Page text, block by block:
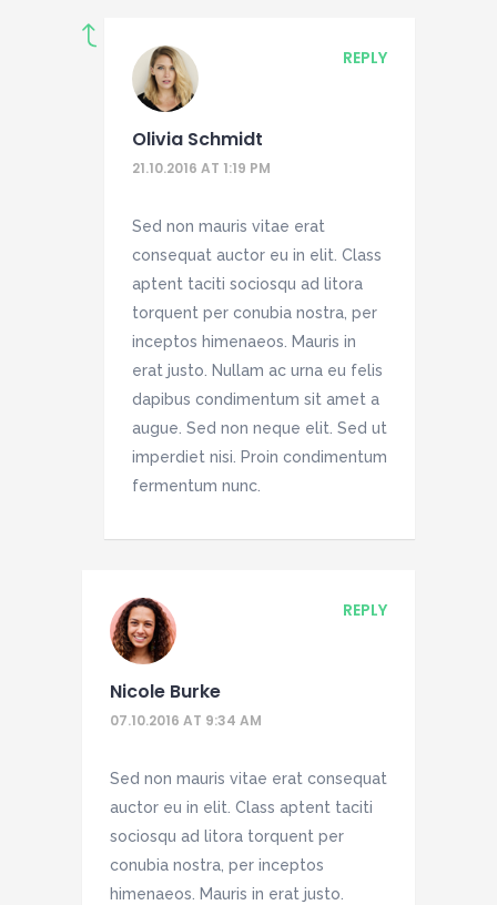
REPLY
Olivia Schmidt
21.10.2016 AT 1:19 PM
Sed non mauris vitae erat
consequat auctor eu in elit. Class
aptent taciti sociosqu ad litora
torquent per conubia nostra, per
inceptos himenaeos. Mauris in
erat justo. Nullam ac urna eu felis
dapibus condimentum sit amet a
augue. Sed non neque elit. Sed ut
imperdiet nisi. Proin condimentum
fermentum nunc.
REPLY
Nicole Burke
07.10.2016 AT 9:34 AM
Sed non mauris vitae erat consequat
auctor eu in elit. Class aptent taciti
sociosqu ad litora torquent per
conubia nostra, per inceptos
himenaeos. Mauris in erat justo.